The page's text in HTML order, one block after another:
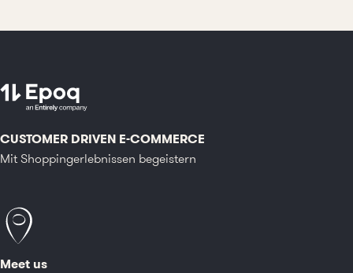
CUSTOMER DRIVEN E-COMMERCE
Mit Shoppingerlebnissen begeistern
Meet us